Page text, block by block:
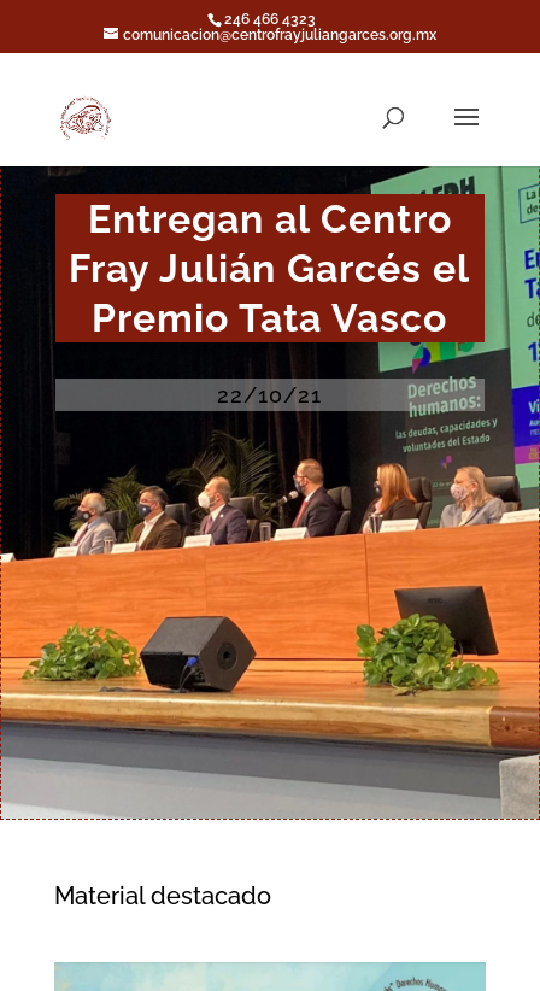
246 466 4323
comunicacion@centrofrayjuliangarces.org.mx
Entregan al Centro
Fray Julián Garcés el
Premio Tata Vasco
22/10/21
Material destacado